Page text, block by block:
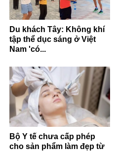
Du khách Tây: Không khí
tập thể dục sáng ở Việt
Nam 'có...
Bộ Y tế chưa cấp phép
cho sản phẩm làm đẹp từ